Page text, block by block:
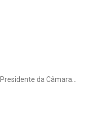
Presidente da Câmara…